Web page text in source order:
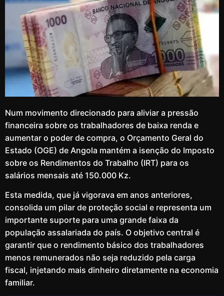
Num movimento direcionado para aliviar a pressão
financeira sobre os trabalhadores de baixa renda e
aumentar o poder de compra, o Orçamento Geral do
Estado (OGE) de Angola mantém a isenção do Imposto
sobre os Rendimentos do Trabalho (IRT) para os
salários mensais até 150.000 Kz.
Esta medida, que já vigorava em anos anteriores,
consolida um pilar de proteção social e representa um
importante suporte para uma grande faixa da
população assalariada do país. O objetivo central é
garantir que o rendimento básico dos trabalhadores
menos remunerados não seja reduzido pela carga
fiscal, injetando mais dinheiro diretamente na economia
familiar.